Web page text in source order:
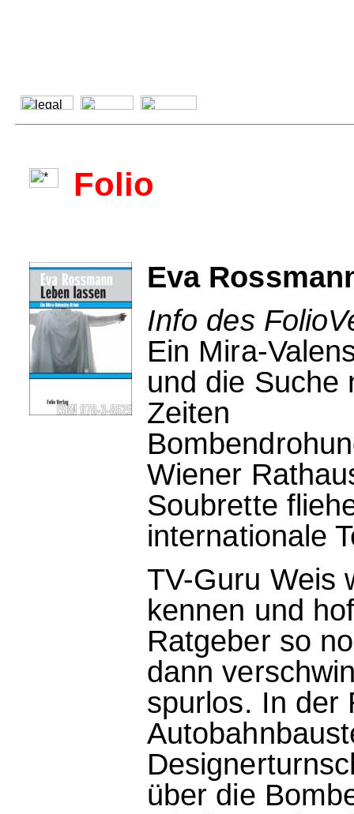
Folio
Eva
Info des
Ein Mira-
und die Suche
Zeiten
Wiener
Soubrette
internationale
TV-Guru Weis
kennen und
Ratgeber so
dann
spurlos. In der
über die